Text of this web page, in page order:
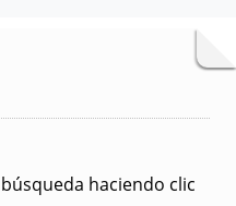
haciendo clic